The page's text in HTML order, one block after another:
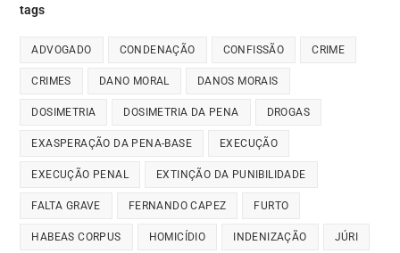
tags
ADVOGADO CONDENAÇÃO CONFISSÃO CRIME
CRIMES DANO MORAL DANOS MORAIS
DOSIMETRIA DOSIMETRIA DA PENA DROGAS
EXASPERAÇÃO DA PENA-BASE EXECUÇÃO
EXECUÇÃO PENAL EXTINÇÃO DA PUNIBILIDADE
FALTA GRAVE FERNANDO CAPEZ FURTO
HABEAS CORPUS HOMICÍDIO INDENIZAÇÃO JÚRI